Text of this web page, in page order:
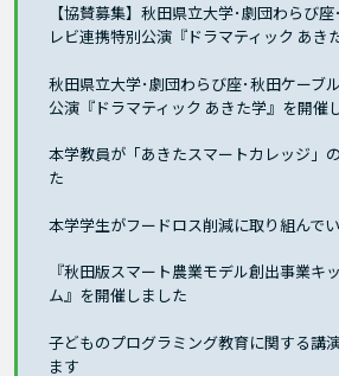
【協賛募集】秋田県立大学･劇団わらび
レビ連携特別公演『ドラマティック あき
秋田県立大学･劇団わらび座･秋田ケーブ
公演『ドラマティック あきた学』を開催
本学教員が「あきたスマートカレッジ」
た
本学学生がフードロス削減に取り組んで
『秋田版スマート農業モデル創出事業キ
ム』を開催しました
子どものプログラミング教育に関する講
ます